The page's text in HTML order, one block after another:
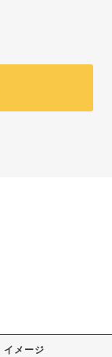
イメージ